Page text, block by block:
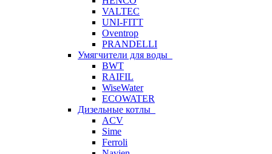
VALTEC
UNI-FITT
Oventrop
PRANDELLI
Умягчители для воды
BWT
RAIFIL
WiseWater
ECOWATER
Дизельные котлы
ACV
Sime
Ferroli